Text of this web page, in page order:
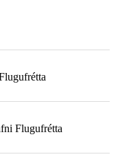
Flugufrétta